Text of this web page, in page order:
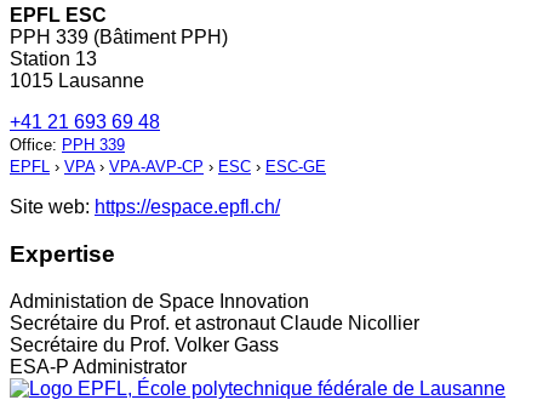
EPFL ESC
PPH 339 (Bâtiment PPH)
Station 13
1015 Lausanne
+41 21 693 69 48
Office: PPH 339
EPFL › VPA› VPA-AVP-CP › ESC › ESC-GE
Site web: https://espace.epfl.ch/
Expertise
Administation de Space Innovation
Secrétaire du Prof. et astronaut Claude Nicollier
Secrétaire du Prof. Volker Gass
ESA-P Administrator